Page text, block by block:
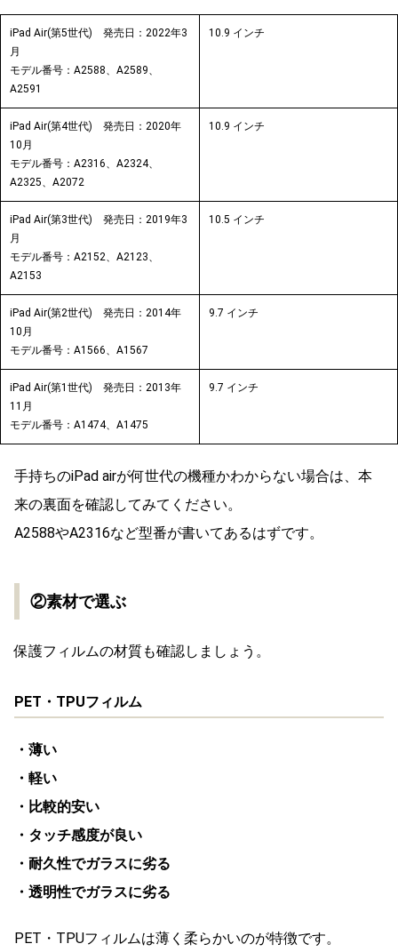
iPad Air(第5世代) 発売日：2022年3
月
モデル番号：A2588、A2589、
A2591
10.9 インチ
iPad Air(第4世代) 発売日：2020年
10月
モデル番号：A2316、A2324、
A2325、A2072
10.9 インチ
iPad Air(第3世代) 発売日：2019年3
月
モデル番号：A2152、A2123、
A2153
10.5 インチ
iPad Air(第2世代) 発売日：2014年
10月
モデル番号：A1566、A1567
9.7 インチ
iPad Air(第1世代) 発売日：2013年
11月
モデル番号：A1474、A1475
9.7 インチ
手持ちのiPad airが何世代の機種かわからない場合は、本
来の裏面を確認してみてください。
A2588やA2316など型番が書いてあるはずです。
②素材で選ぶ
保護フィルムの材質も確認しましょう。
PET・TPUフィルム
・薄い
・軽い
・比較的安い
・タッチ感度が良い
・耐久性でガラスに劣る
・透明性でガラスに劣る
PET・TPUフィルムは薄く柔らかいのが特徴です。